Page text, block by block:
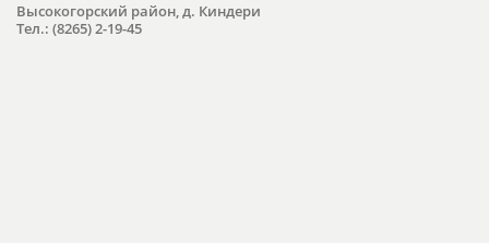
Высокогорский район, д. Киндери
Тел.: (8265) 2-19-45